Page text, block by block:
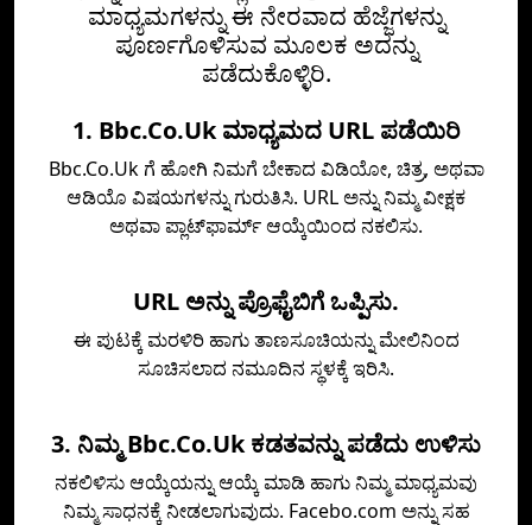
ಮಾಧ್ಯಮಗಳನ್ನು ಈ ನೇರವಾದ ಹೆಜ್ಜೆಗಳನ್ನು
ಪೂರ್ಣಗೊಳಿಸುವ ಮೂಲಕ ಅದನ್ನು
ಪಡೆದುಕೊಳ್ಳಿರಿ.
1. Bbc.Co.Uk ಮಾಧ್ಯಮದ URL ಪಡೆಯಿರಿ
Bbc.Co.Uk ಗೆ ಹೋಗಿ ನಿಮಗೆ ಬೇಕಾದ ವಿಡಿಯೋ, ಚಿತ್ರ, ಅಥವಾ
ಆಡಿಯೊ ವಿಷಯಗಳನ್ನು ಗುರುತಿಸಿ. URL ಅನ್ನು ನಿಮ್ಮ ವೀಕ್ಷಕ
ಅಥವಾ ಪ್ಲಾಟ್‌ಫಾರ್ಮ್ ಆಯ್ಕೆಯಿಂದ ನಕಲಿಸು.
URL ಅನ್ನು ಪ್ರೊಫೈಬಿಗೆ ಒಪ್ಪಿಸು.
ಈ ಪುಟಕ್ಕೆ ಮರಳಿರಿ ಹಾಗು ತಾಣಸೂಚಿಯನ್ನು ಮೇಲಿನಿಂದ
ಸೂಚಿಸಲಾದ ನಮೂದಿನ ಸ್ಥಳಕ್ಕೆ ಇರಿಸಿ.
3. ನಿಮ್ಮ Bbc.Co.Uk ಕಡತವನ್ನು ಪಡೆದು ಉಳಿಸು
ನಕಲಿಳಿಸು ಆಯ್ಕೆಯನ್ನು ಆಯ್ಕೆ ಮಾಡಿ ಹಾಗು ನಿಮ್ಮ ಮಾಧ್ಯಮವು
ನಿಮ್ಮ ಸಾಧನಕ್ಕೆ ನೀಡಲಾಗುವುದು. Facebo.com ಅನ್ನು ಸಹ